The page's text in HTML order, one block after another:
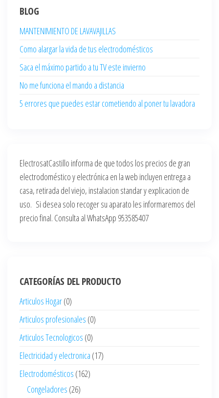
BLOG
MANTENIMIENTO DE LAVAVAJILLAS
Como alargar la vida de tus electrodomésticos
Saca el máximo partido a tu TV este invierno
No me funciona el mando a distancia
5 errores que puedes estar cometiendo al poner tu lavadora
ElectrosatCastillo informa de que todos los precios de gran
electrodoméstico y electrónica en la web incluyen entrega a
casa, retirada del viejo, instalacion standar y explicacion de
uso. Si desea solo recoger su aparato les informaremos del
precio final. Consulta al WhatsApp 953585407
CATEGORÍAS DEL PRODUCTO
Articulos Hogar(0)
Articulos profesionales (0)
Articulos Tecnologicos (0)
Electricidad y electronica (17)
Electrodomésticos (162)
Congeladores (26)